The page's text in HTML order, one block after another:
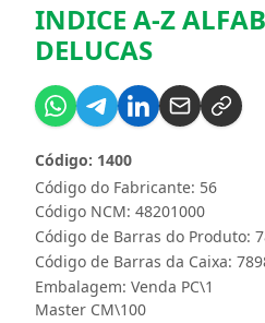
INDICE A-Z
DELUCAS
Código do Fabricante: 56
Código: 1400
Código NCM: 48201000
Código de Barras do Produto:
Código de Barras da Caixa:
Embalagem: Venda PC\1
Master CM\100